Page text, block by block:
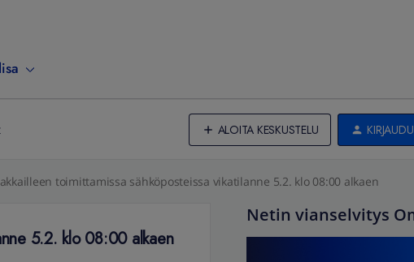
ALOITA KESKUSTELU
toimittamissa sähköposteissa vikatilanne 5.2. klo 08:00 alkaen
5.2. klo 08:00 alkaen
Netin vianselvitys